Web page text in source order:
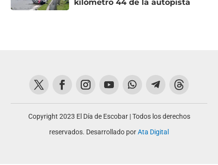
kilómetro 44 de la autopista
Copyright 2023 El Día de Escobar | Todos los derechos
reservados. Desarrollado porAta Digital